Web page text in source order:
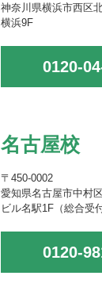
神奈川県横浜市西区
横浜9F
0120-
名古屋校
〒450-0002
愛知県名古屋市中村
ビル名駅1F（総合受付
0120-